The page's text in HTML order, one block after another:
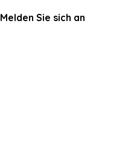
Melden Sie sich an